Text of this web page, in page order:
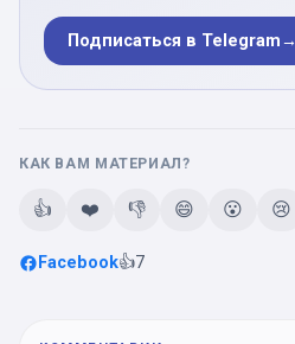
Подписаться в Telegram→
КАК ВАМ МАТЕРИАЛ?
👍 ❤️ 👎 😄 😮 😢
Facebook👍7